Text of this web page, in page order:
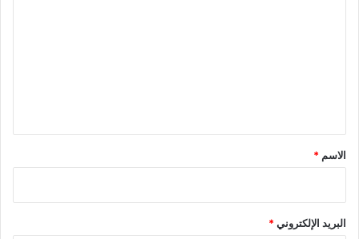
*
الاسم *
البريد الإلكتروني*